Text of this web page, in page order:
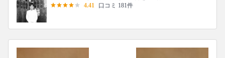
4.41
口コミ 181件